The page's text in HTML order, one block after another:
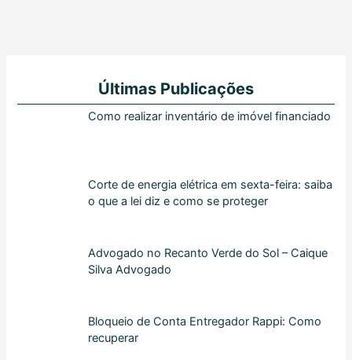
Últimas Publicações
Como realizar inventário de imóvel financiado
Corte de energia elétrica em sexta-feira: saiba
o que a lei diz e como se proteger
Advogado no Recanto Verde do Sol – Caique
Silva Advogado
Bloqueio de Conta Entregador Rappi: Como
recuperar